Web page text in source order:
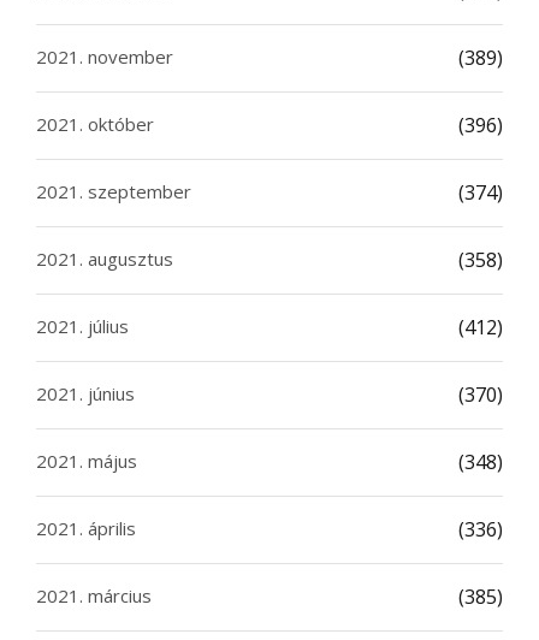
2021. november (389)
2021. október (396)
2021. szeptember (374)
2021. augusztus (358)
2021. július (412)
2021. június (370)
2021. május (348)
2021. április (336)
2021. március (385)